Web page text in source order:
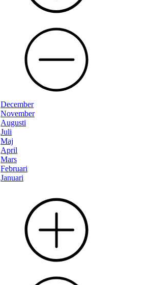
December
November
Augusti
Juli
Maj
April
Mars
Februari
Januari